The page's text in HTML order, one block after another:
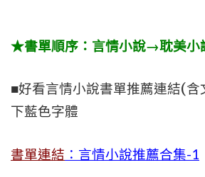
★書單順序：言情小說→耽美小
■好看言情小說書單推薦連結(
下藍色字體
書單連結 ：言情小說推薦合集-1